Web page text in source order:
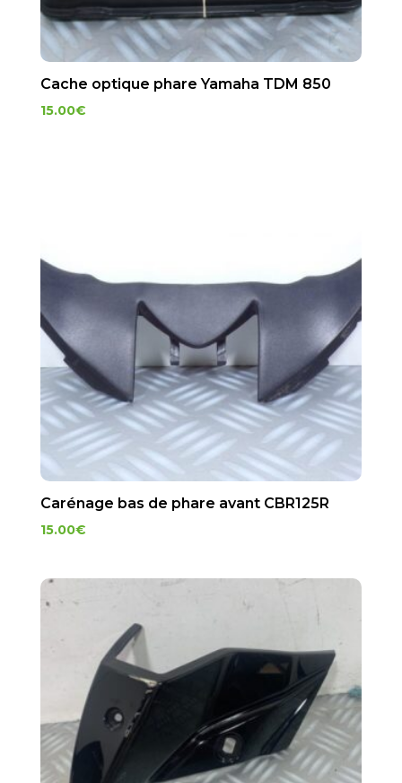
Cache optique phare Yamaha TDM 850
15.00€
Carénage bas de phare avant CBR125R
15.00€